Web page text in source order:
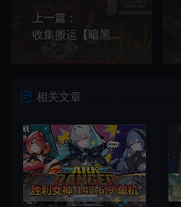
上一篇：
收集搬运【暗黑仲裁所】传奇单机一键端 三种族 十一职 补丁 登录器 网站 教程 GM模式 GM工具
相关文章